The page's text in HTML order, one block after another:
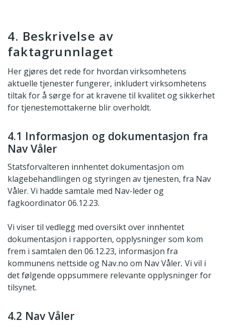
4. Beskrivelse av
faktagrunnlaget
Her gjøres det rede for hvordan virksomhetens
aktuelle tjenester fungerer, inkludert virksomhetens
tiltak for å sørge for at kravene til kvalitet og sikkerhet
for tjenestemottakerne blir overholdt.
4.1 Informasjon og dokumentasjon fra
Nav Våler
Statsforvalteren innhentet dokumentasjon om
klagebehandlingen og styringen av tjenesten, fra Nav
Våler. Vi hadde samtale med Nav-leder og
fagkoordinator 06.12.23.
Vi viser til vedlegg med oversikt over innhentet
dokumentasjon i rapporten, opplysninger som kom
frem i samtalen den 06.12.23, informasjon fra
kommunens nettside og Nav.no om Nav Våler. Vi vil i
det følgende oppsummere relevante opplysninger for
tilsynet.
4.2 Nav Våler